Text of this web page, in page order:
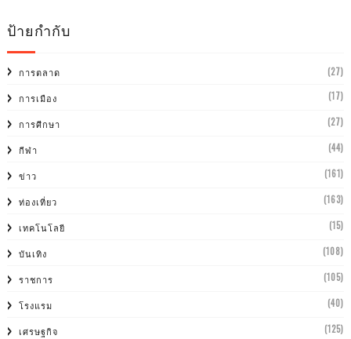
ป้ายกำกับ
การตลาด (27)
การเมือง (17)
การศีกษา (27)
กีฬา (44)
ข่าว (161)
ท่องเที่ยว (163)
เทคโนโลยี (15)
บันเทิง (108)
ราชการ (105)
โรงแรม (40)
เศรษฐกิจ (125)